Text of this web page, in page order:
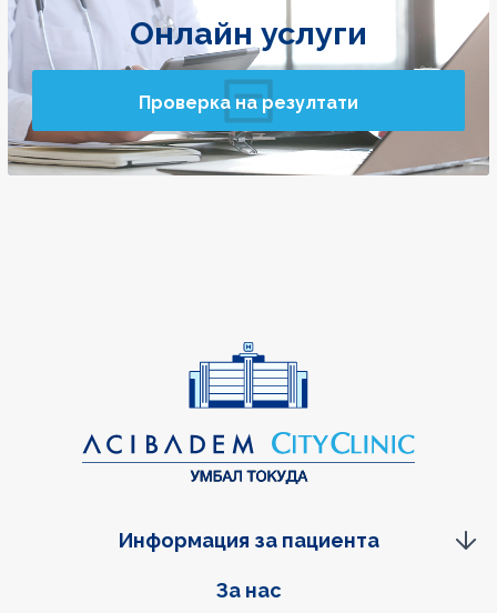
Онлайн услуги
Проверка на резултати
Фуутер навигация
За нас
Информация за пациента